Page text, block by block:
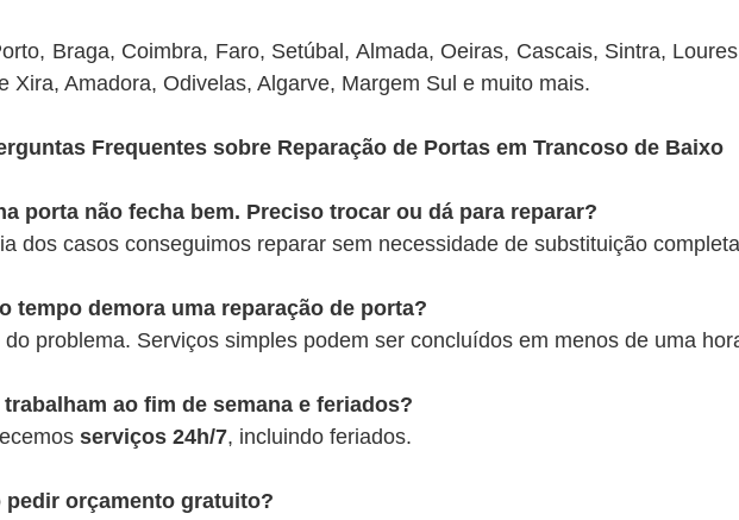
Braga, Coimbra, Faro, Setúbal, Almada, Oeiras, Cascais, Sintra,
Xira, Amadora, Odivelas, Algarve, Margem Sul e muito mais.
Frequentes sobre Reparação de Portas em Trancoso de Baixo
porta não fecha bem. Preciso trocar ou dá para reparar?
dos casos conseguimos reparar sem necessidade de substituição
tempo demora uma reparação de porta?
do problema. Serviços simples podem ser concluídos em menos de uma
trabalham ao fim de semana e feriados?
serviços 24h/7, incluindo feriados.
pedir orçamento gratuito?